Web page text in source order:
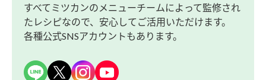
すべてミツカンのメニューチームによって監修され
たレシピなので、安心してご活用いただけます。
各種公式SNSアカウントもあります。